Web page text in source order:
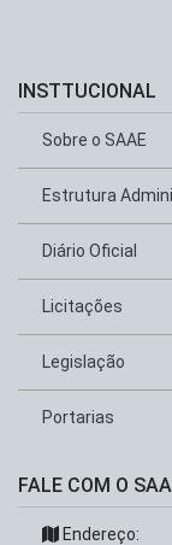
INSTTUCIONAL
Sobre o SAAE
Estrutura
Diário Oficial
Licitações
Legislação
Portarias
FALE COM O
Endereço: